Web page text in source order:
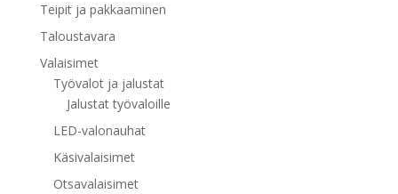
Teipit ja pakkaaminen
Taloustavara
Valaisimet
Työvalot ja jalustat
Jalustat työvaloille
LED-valonauhat
Käsivalaisimet
Otsavalaisimet